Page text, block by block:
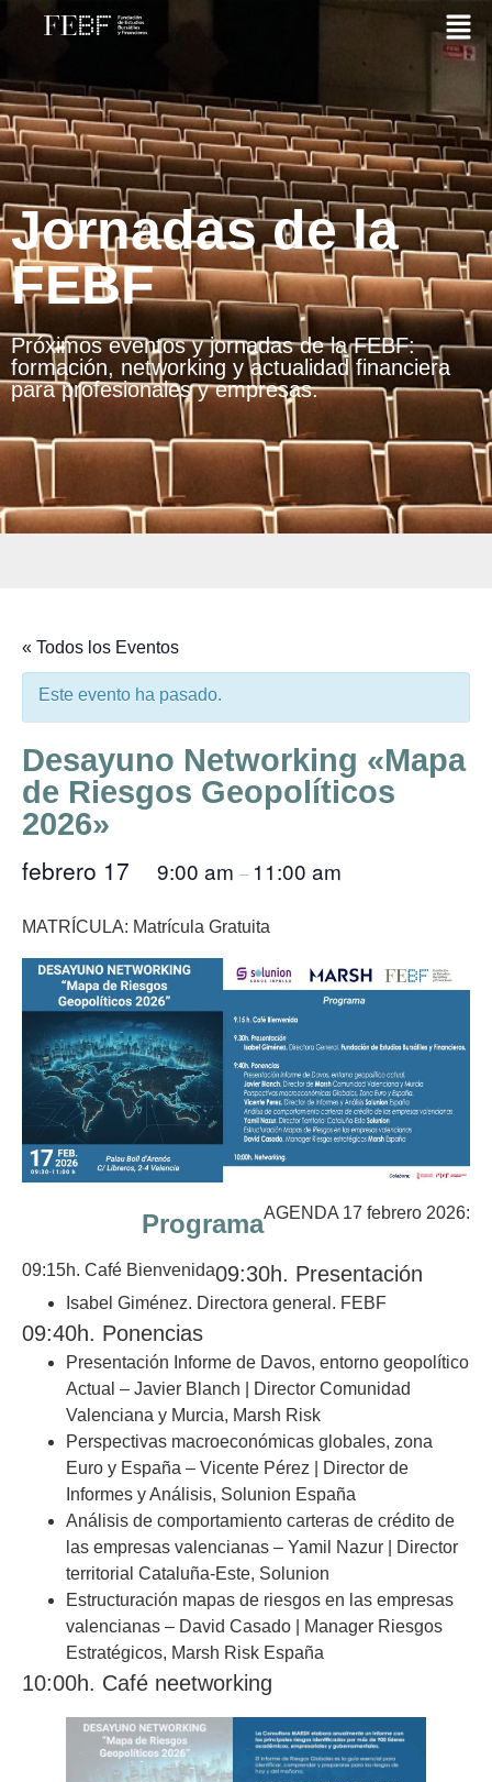
Jornadas de la
FEBF
Próximos eventos y jornadas de la FEBF:
formación, networking y actualidad financiera
para profesionales y empresas.
« Todos los Eventos
Este evento ha pasado.
Desayuno Networking «Mapa
de Riesgos Geopolíticos
2026»
febrero 17 9:00 am – 11:00 am
MATRÍCULA: Matrícula Gratuita
ProgramaAGENDA 17 febrero 2026:
09:15h. Café Bienvenida09:30h. Presentación
Isabel Giménez. Directora general. FEBF
09:40h. Ponencias
Presentación Informe de Davos, entorno geopolítico
Actual – Javier Blanch | Director Comunidad
Valenciana y Murcia, Marsh Risk
Perspectivas macroeconómicas globales, zona
Euro y España – Vicente Pérez | Director de
Informes y Análisis, Solunion España
Análisis de comportamiento carteras de crédito de
las empresas valencianas – Yamil Nazur | Director
territorial Cataluña-Este, Solunion
Estructuración mapas de riesgos en las empresas
valencianas – David Casado | Manager Riesgos
Estratégicos, Marsh Risk España
10:00h. Café neetworking